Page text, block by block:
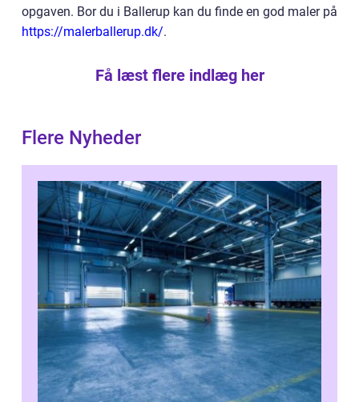
opgaven. Bor du i Ballerup kan du finde en god maler på
https://malerballerup.dk/.
Få læst flere indlæg her
Flere Nyheder